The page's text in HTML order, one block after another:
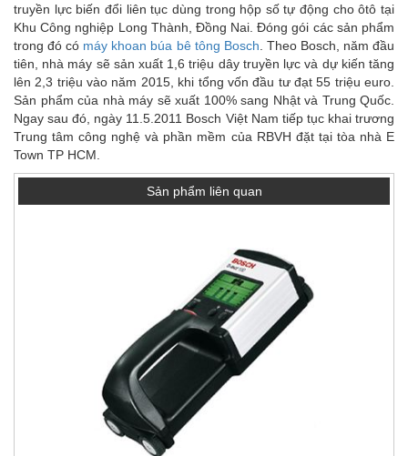
truyền lực biến đổi liên tục dùng trong hộp số tự động cho ôtô tại
Khu Công nghiệp Long Thành, Đồng Nai. Đóng gói các sản phẩm
trong đó có máy khoan búa bê tông Bosch . Theo Bosch, năm đầu
tiên, nhà máy sẽ sản xuất 1,6 triệu dây truyền lực và dự kiến tăng
lên 2,3 triệu vào năm 2015, khi tổng vốn đầu tư đạt 55 triệu euro.
Sản phẩm của nhà máy sẽ xuất 100% sang Nhật và Trung Quốc.
Ngay sau đó, ngày 11.5.2011 Bosch Việt Nam tiếp tục khai trương
Trung tâm công nghệ và phần mềm của RBVH đặt tại tòa nhà E
Town TP HCM.
Sản phẩm liên quan